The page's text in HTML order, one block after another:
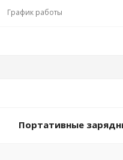
График работы
Портативные